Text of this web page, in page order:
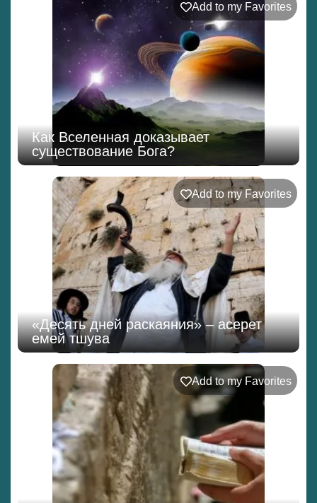
Add to my Favorites
Как Вселенная доказывает
существование Бога?
Add to my Favorites
«Десять дней раскаяния» – асерет
емей тшува
Add to my Favorites